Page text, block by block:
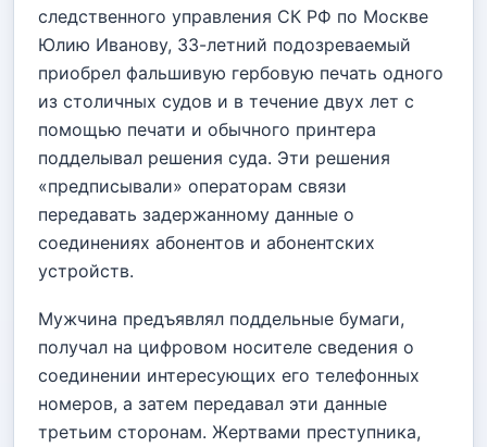
следственного управления СК РФ по Москве
Юлию Иванову, 33-летний подозреваемый
приобрел фальшивую гербовую печать одного
из столичных судов и в течение двух лет с
помощью печати и обычного принтера
подделывал решения суда. Эти решения
«предписывали» операторам связи
передавать задержанному данные о
соединениях абонентов и абонентских
устройств.
Мужчина предъявлял поддельные бумаги,
получал на цифровом носителе сведения о
соединении интересующих его телефонных
номеров, а затем передавал эти данные
третьим сторонам. Жертвами преступника,